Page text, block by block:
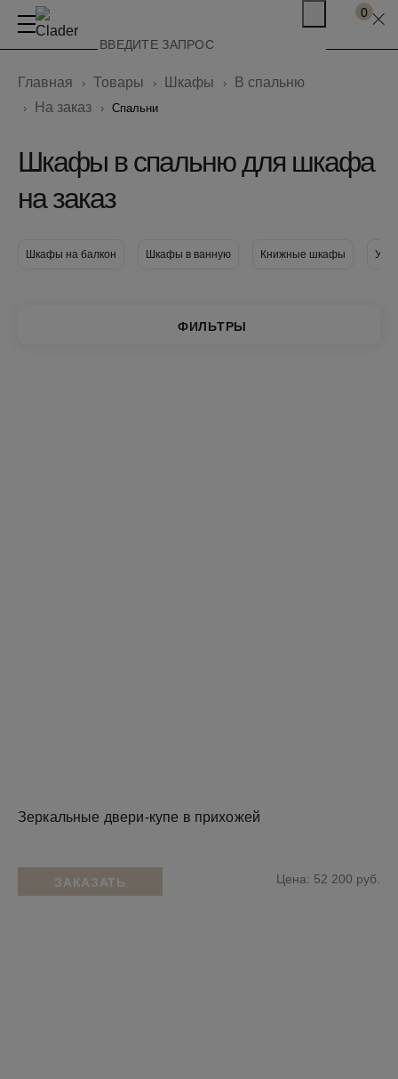
0
Главная Товары Шкафы
В спальню
На заказ
Спальни
Шкафы в спальню для шкафа
на заказ
Шкафы на балкон Шкафы в ванную Книжные шкафы
ФИЛЬТРЫ
Зеркальные двери-купе в прихожей
ЗАКАЗАТЬ Цена: 52 200 руб.